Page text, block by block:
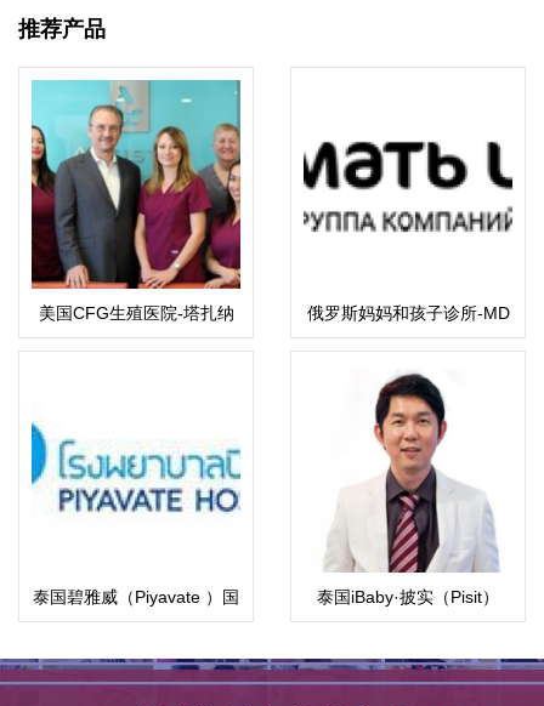
推荐产品
美国CFG生殖医院-塔扎纳
总院
俄罗斯妈妈和孩子诊所-MD
集团
泰国碧雅威（Piyavate ）国
际医院
泰国iBaby·披实（Pisit）